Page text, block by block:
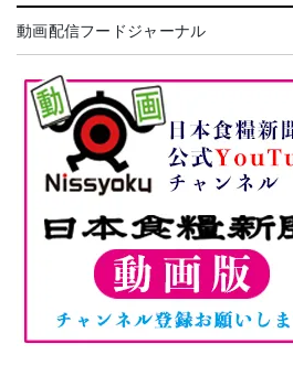
動画配信フードジャーナル